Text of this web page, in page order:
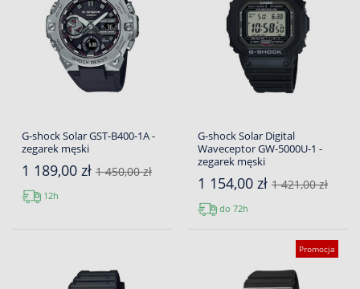
G-shock Solar GST-B400-1A -
zegarek męski
1 189,00 zł 1 450,00 zł
12h
G-shock Solar Digital
Waveceptor GW-5000U-1 -
zegarek męski
1 154,00 zł 1 421,00 zł
do 72h
Promocja